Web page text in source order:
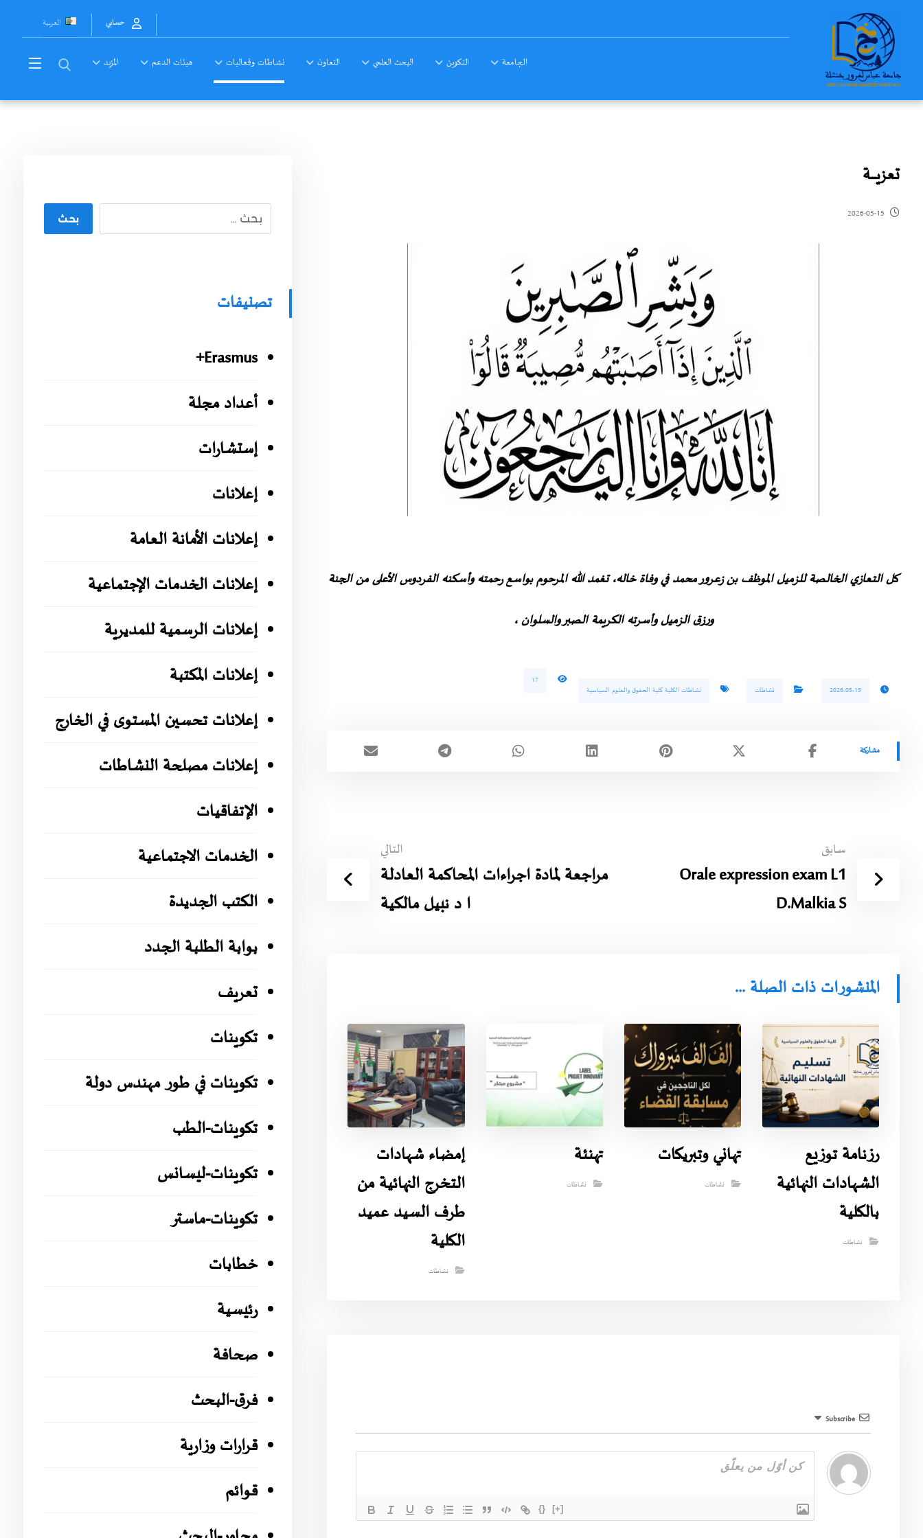
العربية حسابي
الجامعة التكوين البحث العلمي التعاون نشاطات وفعاليات هيئات الدعم المزيد
تعزيـــــــة
2026-05-15
كل التعازي الخالصة للزميل الموظف بن زعرور محمد في وفاة خاله، تغمد الله المرحوم بواسع رحمته وأسكنه الفردوس الأعلى من الجنة
ورزق الزميل وأسرته الكريمة الصبر والسلوان ،
2026-05-15 نشاطات نشاطات الكلية كلية الحقوق والعلوم السياسية
17
سابق
Orale expression exam L1
D.Malkia S
التالي
مراجعة لمادة اجراءات المحاكمة العادلة
ا د نبيل مالكية
المنشورات ذات الصلة ...
رزنامة توزيع
الشهادات النهائية
بالكلية
نشاطات
تهاني وتبريكات
نشاطات
تهنئة
نشاطات
إمضاء شهادات
التخرج النهائية من
طرف السيد عميد
الكلية
نشاطات
Subscribe
{} [+]
بحث
تصنيفات
Erasmus+
أعداد مجلة
إستشارات
إعلانات
إعلانات الأمانة العامة
إعلانات الخدمات الإجتماعية
إعلانات الرسمية للمديرية
إعلانات المكتبة
إعلانات تحسين المستوى في الخارج
إعلانات مصلحة النشاطات
الإتفاقيات
الخدمات الاجتماعية
الكتب الجديدة
بوابة الطلبة الجدد
تعريف
تكوينات
تكوينات في طور مهندس دولة
تكوينات-الطب
تكوينات-ليسانس
تكوينات-ماستر
خطابات
رئيسية
صحافة
فرق-البحث
قرارات وزارية
قوائم